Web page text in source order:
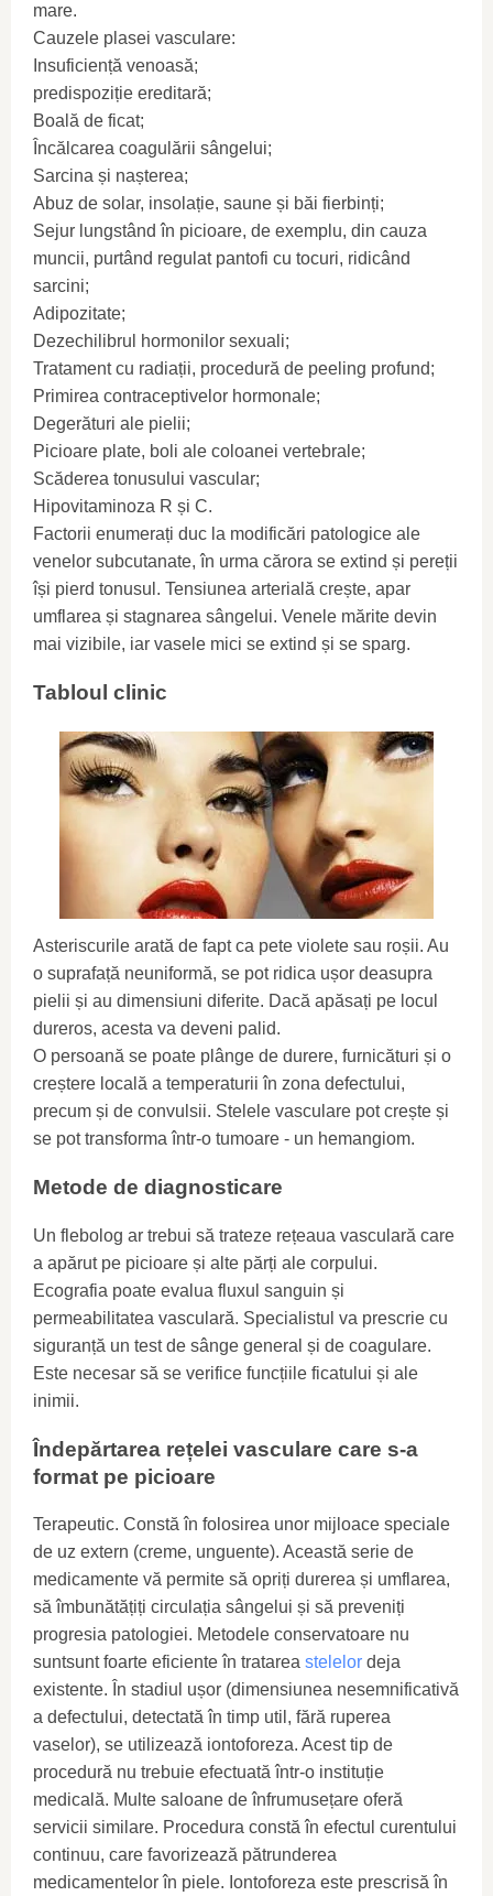
mare.
Cauzele plasei vasculare:
Insuficiență venoasă;
predispoziție ereditară;
Boală de ficat;
Încălcarea coagulării sângelui;
Sarcina și nașterea;
Abuz de solar, insolație, saune și băi fierbinți;
Sejur lungstând în picioare, de exemplu, din cauza
muncii, purtând regulat pantofi cu tocuri, ridicând
sarcini;
Adipozitate;
Dezechilibrul hormonilor sexuali;
Tratament cu radiații, procedură de peeling profund;
Primirea contraceptivelor hormonale;
Degerături ale pielii;
Picioare plate, boli ale coloanei vertebrale;
Scăderea tonusului vascular;
Hipovitaminoza R și C.
Factorii enumerați duc la modificări patologice ale
venelor subcutanate, în urma cărora se extind și pereții
își pierd tonusul. Tensiunea arterială crește, apar
umflarea și stagnarea sângelui. Venele mărite devin
mai vizibile, iar vasele mici se extind și se sparg.
Tabloul clinic
Asteriscurile arată de fapt ca pete violete sau roșii. Au
o suprafață neuniformă, se pot ridica ușor deasupra
pielii și au dimensiuni diferite. Dacă apăsați pe locul
dureros, acesta va deveni palid.
O persoană se poate plânge de durere, furnicături și o
creștere locală a temperaturii în zona defectului,
precum și de convulsii. Stelele vasculare pot crește și
se pot transforma într-o tumoare - un hemangiom.
Metode de diagnosticare
Un flebolog ar trebui să trateze rețeaua vasculară care
a apărut pe picioare și alte părți ale corpului.
Ecografia poate evalua fluxul sanguin și
permeabilitatea vasculară. Specialistul va prescrie cu
siguranță un test de sânge general și de coagulare.
Este necesar să se verifice funcțiile ficatului și ale
inimii.
Îndepărtarea rețelei vasculare care s-a
format pe picioare
Terapeutic. Constă în folosirea unor mijloace speciale
de uz extern (creme, unguente). Această serie de
medicamente vă permite să opriți durerea și umflarea,
să îmbunătățiți circulația sângelui și să preveniți
progresia patologiei. Metodele conservatoare nu
suntsunt foarte eficiente în tratarea stelelor deja
existente. În stadiul ușor (dimensiunea nesemnificativă
a defectului, detectată în timp util, fără ruperea
vaselor), se utilizează iontoforeza. Acest tip de
procedură nu trebuie efectuată într-o instituție
medicală. Multe saloane de înfrumusețare oferă
servicii similare. Procedura constă în efectul curentului
continuu, care favorizează pătrunderea
medicamentelor în piele. Iontoforeza este prescrisă în